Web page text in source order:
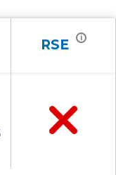
RSE i